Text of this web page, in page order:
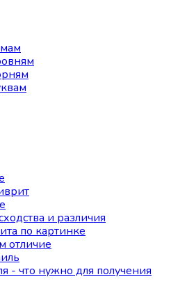
и различия
по картинке
отличие
- что нужно для получения